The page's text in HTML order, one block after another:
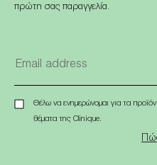
πρώτη σας παραγγελία.
Θέλω να ενημερώνομαι για τα
θέματα της Clinique.